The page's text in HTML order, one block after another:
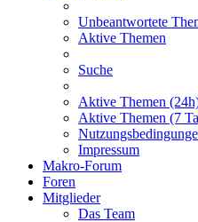
Unbeantwortete
Aktive Themen
Suche
Aktive Themen
Aktive Themen (7
Impressum
Makro-Forum
Foren
Mitglieder
Das Team